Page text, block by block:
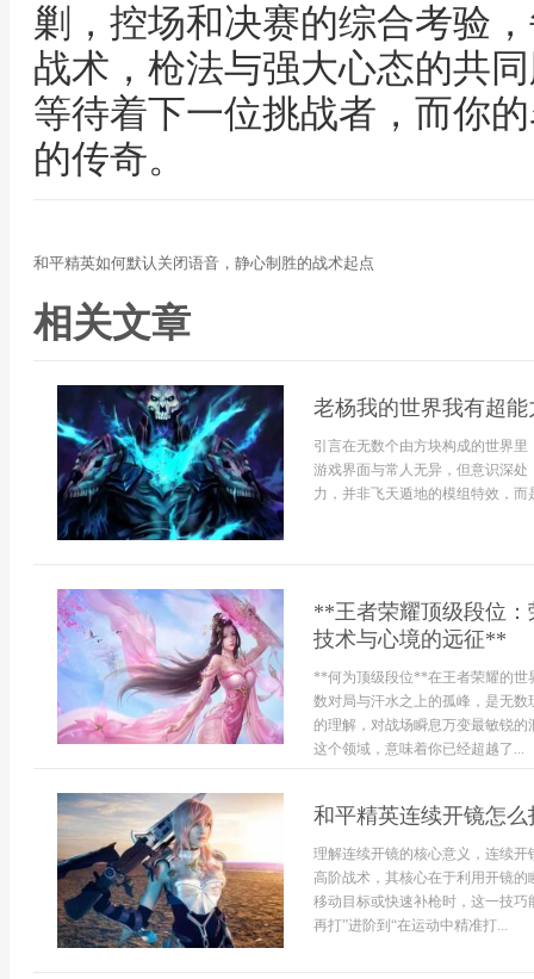
剿，控场和决赛的综合考验
战术，枪法与强大心态的共
等待着下一位挑战者，而你
的传奇。
和平精英如何默认关闭语音，静心制胜的战术起点
相关文章
老杨我的世界我有超
引言在无数个由方块构成的世界
游戏界面与常人无异，但意识深
力，并非飞天遁地的模组特效，而
**王者荣耀顶级段位
技术与心境的远征**
**何为顶级段位**在王者荣耀的世
数对局与汗水之上的孤峰，是无
的理解，对战场瞬息万变最敏锐
这个领域，意味着你已经超越了...
和平精英连续开镜怎
理解连续开镜的核心意义，连续
高阶战术，其核心在于利用开镜
移动目标或快速补枪时，这一技
再打”进阶到“在运动中精准打...